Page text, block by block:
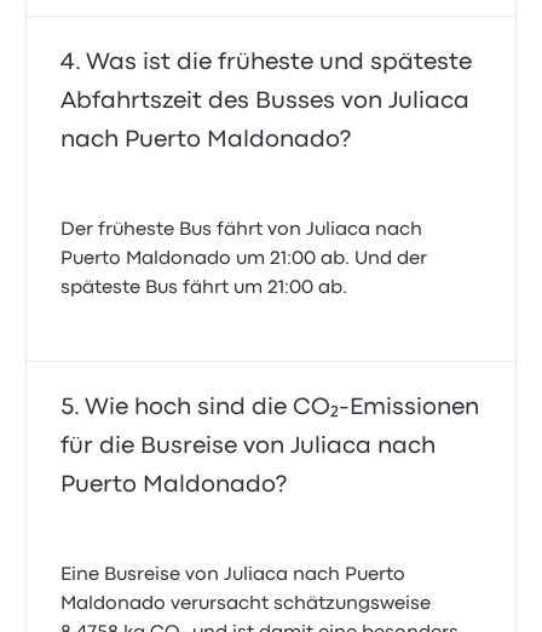
Was ist die früheste und späteste
Abfahrtszeit des Busses von Juliaca
nach Puerto Maldonado?
Der früheste Bus fährt von Juliaca nach
Puerto Maldonado um 21:00 ab. Und der
späteste Bus fährt um 21:00 ab.
Wie hoch sind die CO₂-Emissionen
für die Busreise von Juliaca nach
Puerto Maldonado?
Eine Busreise von Juliaca nach Puerto
Maldonado verursacht schätzungsweise